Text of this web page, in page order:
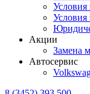
Условия
Акции
Замена
Автосервис